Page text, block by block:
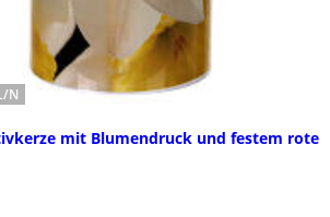
N
mit Blumendruck und festem rote